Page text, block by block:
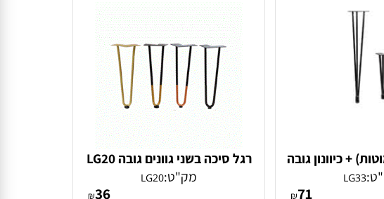
הוסף לסל פרטים נוספים הוסף לסל